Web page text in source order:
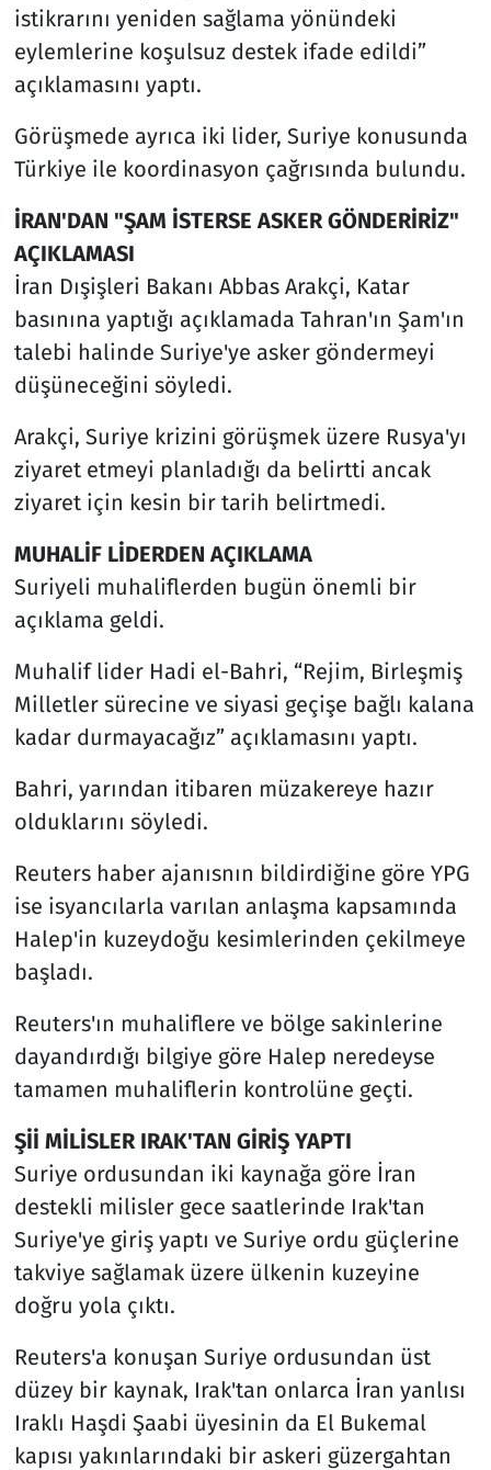
istikrarını yeniden sağlama yönündeki
eylemlerine koşulsuz destek ifade edildi”
açıklamasını yaptı.
Görüşmede ayrıca iki lider, Suriye konusunda
Türkiye ile koordinasyon çağrısında bulundu.
İRAN'DAN "ŞAM İSTERSE ASKER GÖNDERİRİZ"
AÇIKLAMASI
İran Dışişleri Bakanı Abbas Arakçi, Katar
basınına yaptığı açıklamada Tahran'ın Şam'ın
talebi halinde Suriye'ye asker göndermeyi
düşüneceğini söyledi.
Arakçi, Suriye krizini görüşmek üzere Rusya'yı
ziyaret etmeyi planladığı da belirtti ancak
ziyaret için kesin bir tarih belirtmedi.
MUHALİF LİDERDEN AÇIKLAMA
Suriyeli muhaliflerden bugün önemli bir
açıklama geldi.
Muhalif lider Hadi el-Bahri, “Rejim, Birleşmiş
Milletler sürecine ve siyasi geçişe bağlı kalana
kadar durmayacağız” açıklamasını yaptı.
Bahri, yarından itibaren müzakereye hazır
olduklarını söyledi.
Reuters haber ajanısnın bildirdiğine göre YPG
ise isyancılarla varılan anlaşma kapsamında
Halep'in kuzeydoğu kesimlerinden çekilmeye
başladı.
Reuters'ın muhaliflere ve bölge sakinlerine
dayandırdığı bilgiye göre Halep neredeyse
tamamen muhaliflerin kontrolüne geçti.
Şİİ MİLİSLER IRAK'TAN GİRİŞ YAPTI
Suriye ordusundan iki kaynağa göre İran
destekli milisler gece saatlerinde Irak'tan
Suriye'ye giriş yaptı ve Suriye ordu güçlerine
takviye sağlamak üzere ülkenin kuzeyine
doğru yola çıktı.
Reuters'a konuşan Suriye ordusundan üst
düzey bir kaynak, Irak'tan onlarca İran yanlısı
Iraklı Haşdi Şaabi üyesinin da El Bukemal
kapısı yakınlarındaki bir askeri güzergahtan